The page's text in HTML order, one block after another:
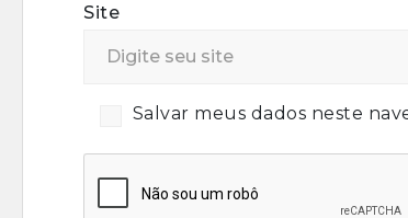
Site
Salvar meus dados neste